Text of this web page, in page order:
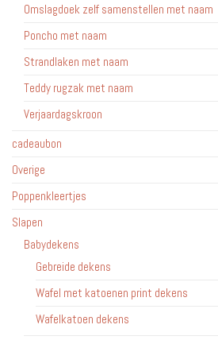
Omslagdoek zelf samenstellen met naam
Poncho met naam
Strandlaken met naam
Teddy rugzak met naam
Verjaardagskroon
cadeaubon
Overige
Poppenkleertjes
Slapen
Babydekens
Gebreide dekens
Wafel met katoenen print dekens
Wafelkatoen dekens